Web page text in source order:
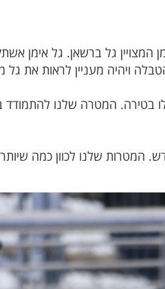
גל ברשאן. גל אימן
ויהיה מעניין לראות את גל
בטירה. המטרה שלנו
המטרות שלנו לכוון כמה